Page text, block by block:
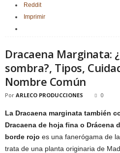
Reddit
Imprimir
Dracaena Marginata:
sombra?, Tipos,
Nombre Común
Por ARLECO PRODUCCIONES 0
La Dracaena marginata también
Dracaena de hoja fina o Drácena
borde rojo es una fanerógama de
trata de una planta originaria de